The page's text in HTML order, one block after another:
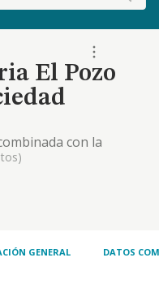
El Pozo
con la
GENERAL DATOS